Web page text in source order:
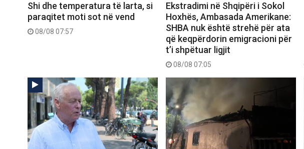
Shi dhe temperatura të larta, si
paraqitet moti sot në vend
08/08 07:57
Ekstradimi në Shqipëri i Sokol
Hoxhës, Ambasada Amerikane:
SHBA nuk është strehë për ata
që keqpërdorin emigracioni për
t’i shpëtuar ligjit
08/08 07:05